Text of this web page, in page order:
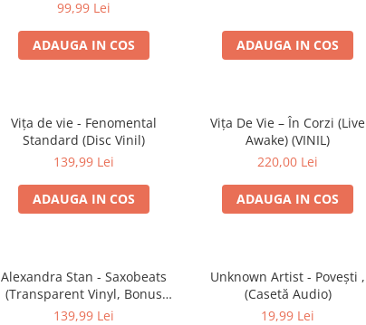
99,99 Lei
ADAUGA IN COS ADAUGA IN COS
Vița de vie - Fenomental
Standard (Disc Vinil)
139,99 Lei
ADAUGA IN COS
Vița De Vie – În Corzi (Live
Awake) (VINIL)
220,00 Lei
ADAUGA IN COS
Alexandra Stan - Saxobeats
(Transparent Vinyl, Bonus
Tracks) ) (Disc Vinil)
139,99 Lei
Unknown Artist - Povești ,
(Casetă Audio)
19,99 Lei